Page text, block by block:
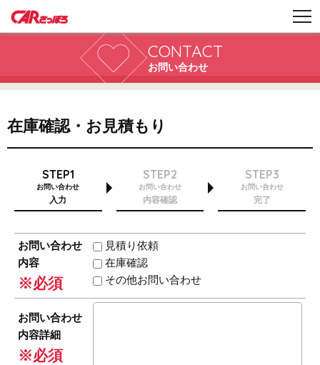
CONTACT
お問い合わせ
在庫確認・お見積もり
STEP1
お問い合わせ
入力
STEP2
お問い合わせ
内容確認
STEP3
お問い合わせ
完了
お問い合わせ
内容
※必須
見積り依頼
在庫確認
その他お問い合わせ
お問い合わせ
内容詳細
※必須